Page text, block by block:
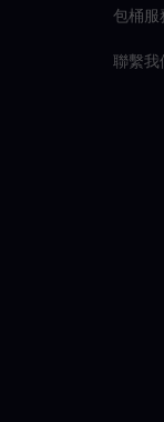
包桶服
聯繫我